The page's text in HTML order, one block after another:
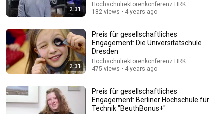
2:31
Hochschulrektorenkonferenz HRK
182 views • 4 years ago
2:31
Preis für gesellschaftliches
Engagement: Die Universitätschule
Dresden
Hochschulrektorenkonferenz HRK
475 views • 4 years ago
Preis für gesellschaftliches
Engagement: Berliner Hochschule für
Technik "BeuthBonus+"